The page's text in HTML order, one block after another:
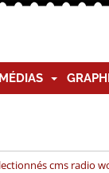
MÉDIAS
cms radio